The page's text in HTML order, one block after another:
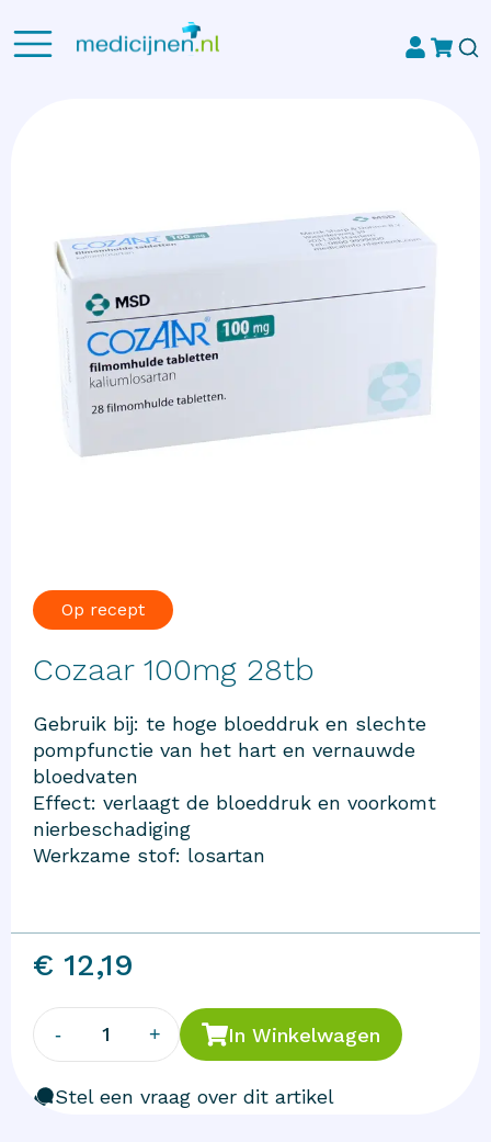
Op recept
Cozaar 100mg 28tb
Gebruik bij: te hoge bloeddruk en slechte
pompfunctie van het hart en vernauwde
bloedvaten
Effect: verlaagt de bloeddruk en voorkomt
nierbeschadiging
Werkzame stof: losartan
€ 12,19
- 1 + In Winkelwagen
Stel een vraag over dit artikel